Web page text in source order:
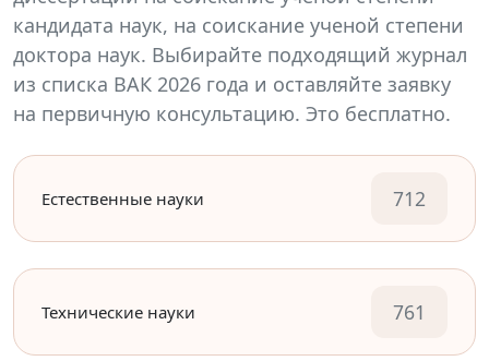
кандидата наук, на соискание ученой степени
доктора наук. Выбирайте подходящий журнал
из списка ВАК 2026 года и оставляйте заявку
на первичную консультацию. Это бесплатно.
Естественные науки 712
Технические науки 761